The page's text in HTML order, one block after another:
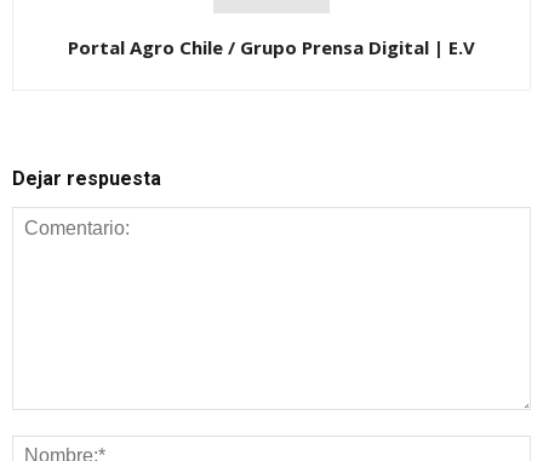
Portal Agro Chile / Grupo Prensa Digital | E.V
Dejar respuesta